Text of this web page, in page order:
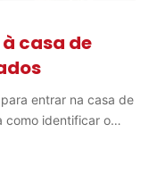
casa de
entrar na casa de
como identificar o…